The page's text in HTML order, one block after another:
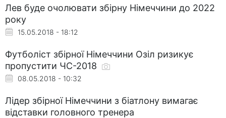
Лев буде очолювати збірну Німеччини до 2022
року
15.05.2018 - 18:12
Футболіст збірної Німеччини Озіл ризикує
пропустити ЧС-2018
08.05.2018 - 10:32
Лідер збірної Німеччини з біатлону вимагає
відставки головного тренера